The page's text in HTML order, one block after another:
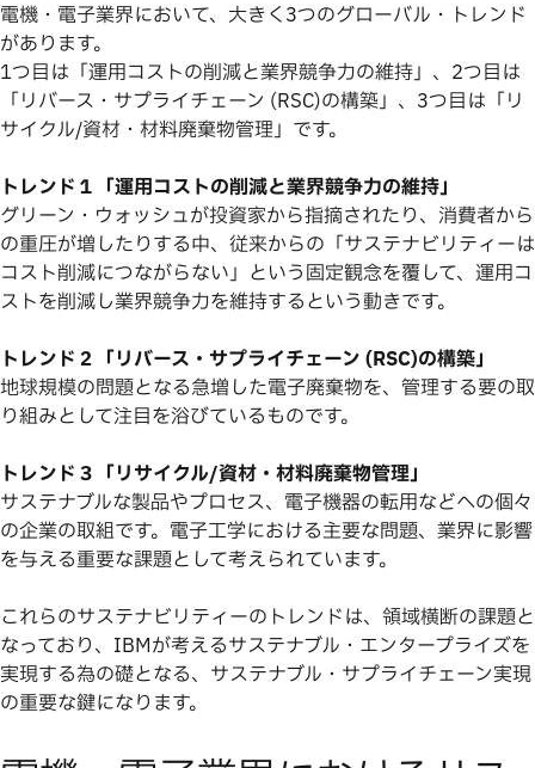
電機・電子業界において、大きく3つのグローバル・トレンド
があります。
1つ目は「運用コストの削減と業界競争力の維持」、2つ目は
「リバース・サプライチェーン (RSC)の構築」、3つ目は「リ
サイクル/資材・材料廃棄物管理」です。
トレンド１「運用コストの削減と業界競争力の維持」
グリーン・ウォッシュが投資家から指摘されたり、消費者から
の重圧が増したりする中、従来からの「サステナビリティーは
コスト削減につながらない」という固定観念を覆して、運用コ
ストを削減し業界競争力を維持するという動きです。
トレンド２「リバース・サプライチェーン (RSC)の構築」
地球規模の問題となる急増した電子廃棄物を、管理する要の取
り組みとして注目を浴びているものです。
トレンド３「リサイクル/資材・材料廃棄物管理」
サステナブルな製品やプロセス、電子機器の転用などへの個々
の企業の取組です。電子工学における主要な問題、業界に影響
を与える重要な課題として考えられています。
これらのサステナビリティーのトレンドは、領域横断の課題と
なっており、IBMが考えるサステナブル・エンタープライズを
実現する為の礎となる、サステナブル・サプライチェーン実現
の重要な鍵になります。